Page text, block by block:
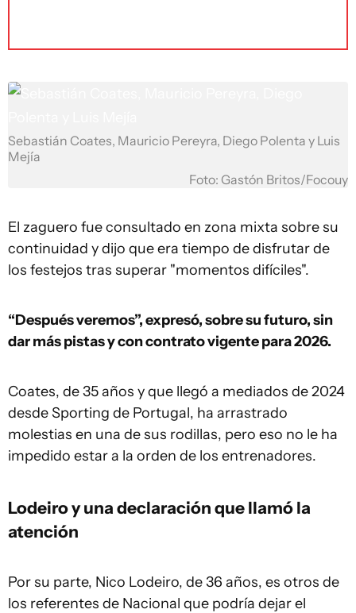
Sebastián Coates, Mauricio Pereyra, Diego Polenta y Luis
Mejía
Foto: Gastón Britos/Focouy
El zaguero fue consultado en zona mixta sobre su
continuidad y dijo que era tiempo de disfrutar de
los festejos tras superar "momentos difíciles".
“Después veremos”, expresó, sobre su futuro, sin
dar más pistas y con contrato vigente para 2026.
Coates, de 35 años y que llegó a mediados de 2024
desde Sporting de Portugal, ha arrastrado
molestias en una de sus rodillas, pero eso no le ha
impedido estar a la orden de los entrenadores.
Lodeiro y una declaración que llamó la
atención
Por su parte, Nico Lodeiro, de 36 años, es otros de
los referentes de Nacional que podría dejar el